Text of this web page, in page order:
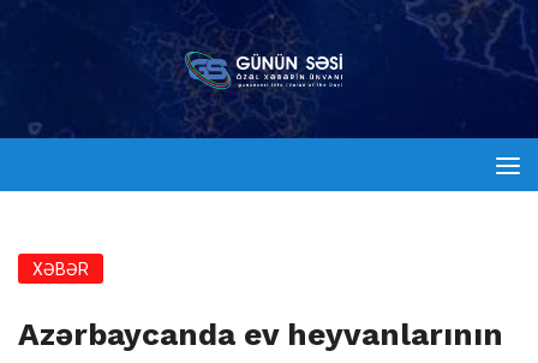
XƏBƏR
Azərbaycanda ev heyvanlarının